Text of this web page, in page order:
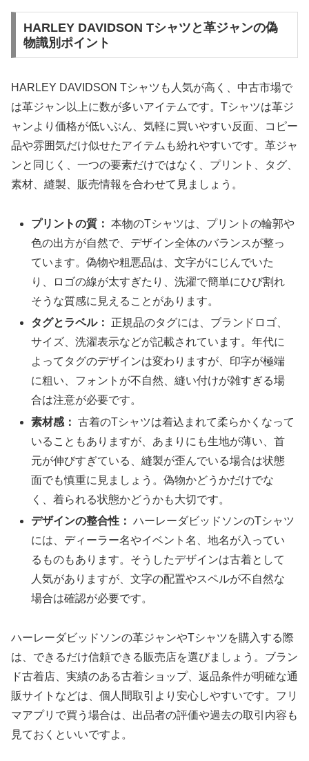
HARLEY DAVIDSON Tシャツと革ジャンの偽
物識別ポイント
HARLEY DAVIDSON Tシャツも人気が高く、中古市場で
は革ジャン以上に数が多いアイテムです。Tシャツは革ジ
ャンより価格が低いぶん、気軽に買いやすい反面、コピー
品や雰囲気だけ似せたアイテムも紛れやすいです。革ジャ
ンと同じく、一つの要素だけではなく、プリント、タグ、
素材、縫製、販売情報を合わせて見ましょう。
プリントの質： 本物のTシャツは、プリントの輪郭や
色の出方が自然で、デザイン全体のバランスが整っ
ています。偽物や粗悪品は、文字がにじんでいた
り、ロゴの線が太すぎたり、洗濯で簡単にひび割れ
そうな質感に見えることがあります。
タグとラベル：
正規品のタグには、ブランドロゴ、
サイズ、洗濯表示などが記載されています。年代に
よってタグのデザインは変わりますが、印字が極端
に粗い、フォントが不自然、縫い付けが雑すぎる場
合は注意が必要です。
素材感： 古着のTシャツは着込まれて柔らかくなって
いることもありますが、あまりにも生地が薄い、首
元が伸びすぎている、縫製が歪んでいる場合は状態
面でも慎重に見ましょう。偽物かどうかだけでな
く、着られる状態かどうかも大切です。
デザインの整合性： ハーレーダビッドソンのTシャツ
には、ディーラー名やイベント名、地名が入ってい
るものもあります。そうしたデザインは古着として
人気がありますが、文字の配置やスペルが不自然な
場合は確認が必要です。
ハーレーダビッドソンの革ジャンやTシャツを購入する際
は、できるだけ信頼できる販売店を選びましょう。ブラン
ド古着店、実績のある古着ショップ、返品条件が明確な通
販サイトなどは、個人間取引より安心しやすいです。フリ
マアプリで買う場合は、出品者の評価や過去の取引内容も
見ておくといいですよ。